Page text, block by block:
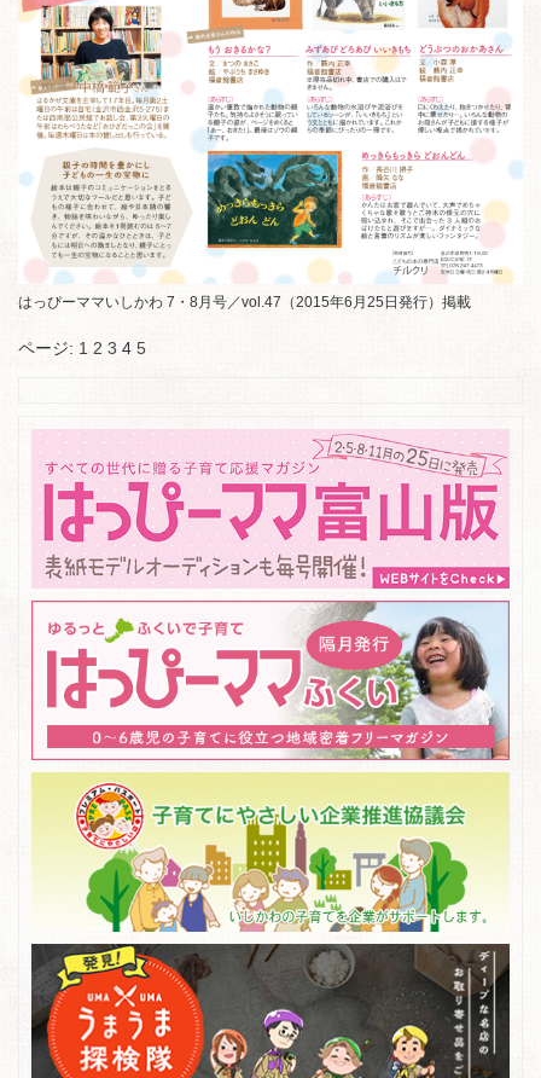
はっぴーママいしかわ 7・8月号／vol.47（2015年6月25日発行）掲載
ページ: 1 2 3 4 5